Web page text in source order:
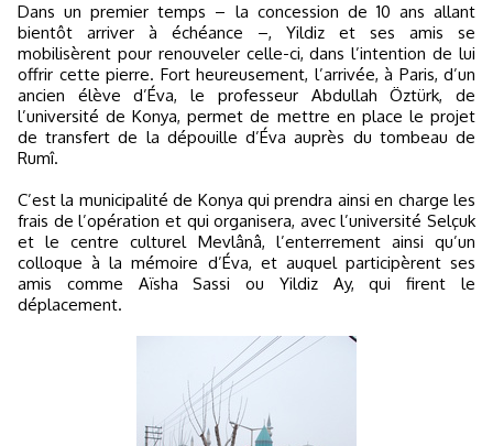
Dans un premier temps – la concession de 10 ans allant
bientôt arriver à échéance –, Yildiz et ses amis se
mobilisèrent pour renouveler celle-ci, dans l’intention de lui
offrir cette pierre. Fort heureusement, l’arrivée, à Paris, d’un
ancien élève d’Éva, le professeur Abdullah Öztürk, de
l’université de Konya, permet de mettre en place le projet
de transfert de la dépouille d’Éva auprès du tombeau de
Rumî.
C’est la municipalité de Konya qui prendra ainsi en charge les
frais de l’opération et qui organisera, avec l’université Selçuk
et le centre culturel Mevlânâ, l’enterrement ainsi qu’un
colloque à la mémoire d’Éva, et auquel participèrent ses
amis comme Aïsha Sassi ou Yildiz Ay, qui firent le
déplacement.